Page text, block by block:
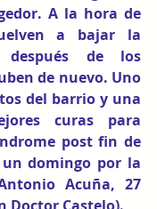
A la hora de
a bajar la
de los
de nuevo. Uno
del barrio y una
curas para
post fin de
domingo por la
Acuña, 27